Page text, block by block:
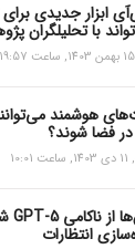
ابزار جدیدی
با تحلیلگران
هوشمند
فضا شوند؟
انتظارات